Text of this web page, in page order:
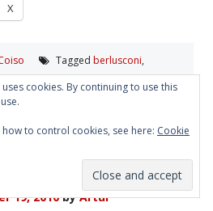
X
Tagged berlusconi,
,obama,passos coelho,putin,
o Putin
19, 2010byArtur
cookies. By continuing to use this
to control cookies, see here: Cookie